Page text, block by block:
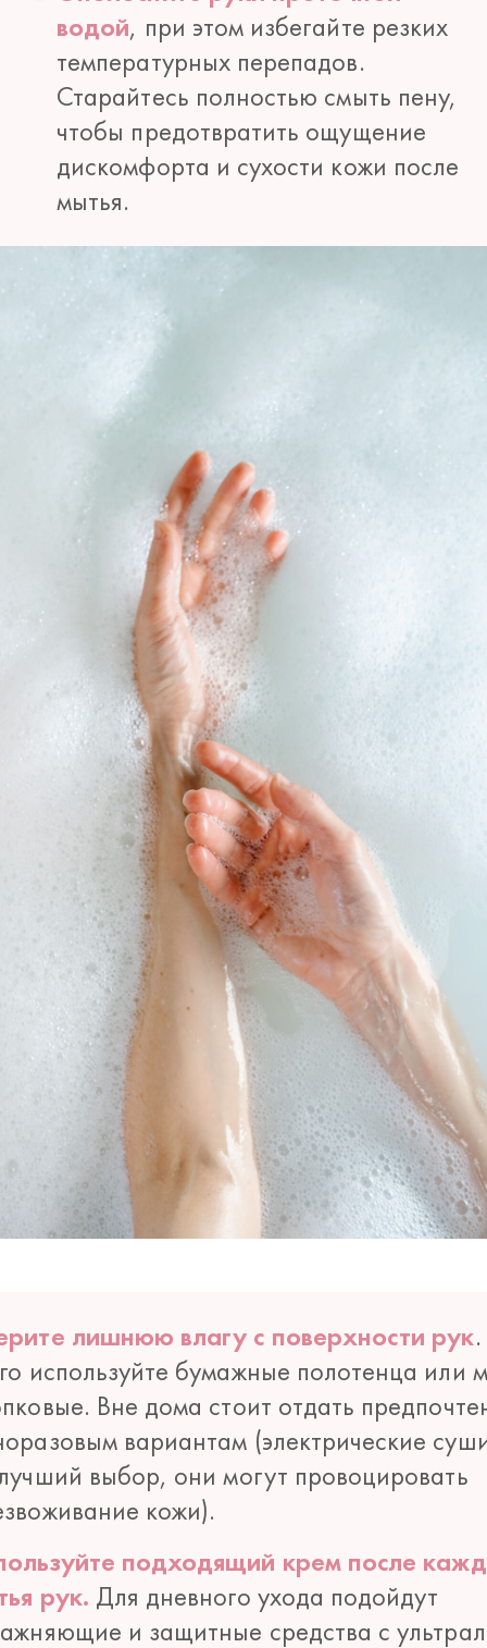
водой, при этом избегайте резких
температурных перепадов.
Старайтесь полностью смыть пену,
чтобы предотвратить ощущение
дискомфорта и сухости кожи после
мытья.
лишнюю влагу с поверхности рук
используйте бумажные полотенца или
Вне дома стоит отдать
вариантам (электрические
выбор, они могут провоцировать
кожи).
подходящий крем после
рук. Для дневного ухода подойдут
и защитные средства с